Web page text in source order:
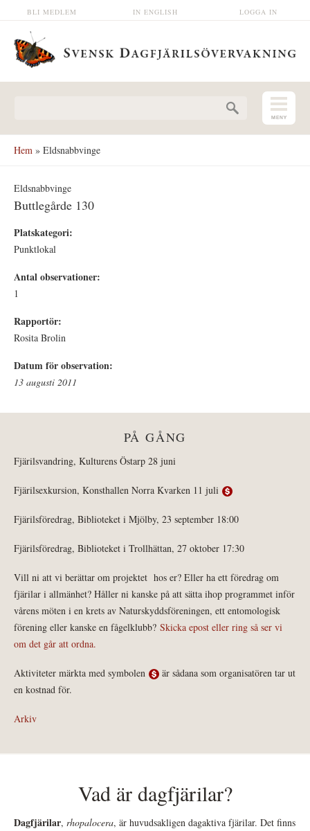
Hoppa till huvudinnehåll LOGGA IN
IN ENGLISH
BLI MEDLEM
Hem » Eldsnabbvinge
Eldsnabbvinge
Buttlegårde 130
Platskategori:
Punktlokal
Antal observationer:
1
Rapportör:
Rosita Brolin
Datum för observation:
13 augusti 2011
PÅ GÅNG
Fjärilsvandring, Kulturens Östarp 28 juni
Fjärilsexkursion, Konsthallen Norra Kvarken 11 juli
Fjärilsföredrag, Biblioteket i Mjölby, 23 september 18:00
Fjärilsföredrag, Biblioteket i Trollhättan, 27 oktober 17:30
Vill ni att vi berättar om projektet hos er? Eller ha ett föredrag om
fjärilar i allmänhet? Håller ni kanske på att sätta ihop programmet inför
vårens möten i en krets av Naturskyddsföreningen, ett entomologisk
förening eller kanske en fågelklubb? Skicka epost eller ring så ser vi
om det går att ordna.
Aktiviteter märkta med symbolen
är sådana som organisatören tar ut
en kostnad för.
Arkiv
Vad är dagfjärilar?
Dagfjärilar, rhopalocera, är huvudsakligen dagaktiva fjärilar. Det finns